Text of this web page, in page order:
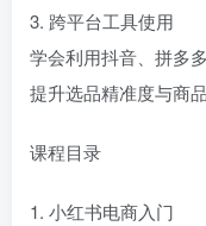
3. 跨平台工具使用
学会利用抖音、拼多
提升选品精准度与商品
课程目录
1. 小红书电商入门